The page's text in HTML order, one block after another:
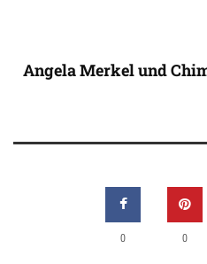
Angela Merkel und
0 0